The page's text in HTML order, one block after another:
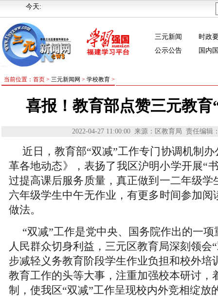
今天:
三元新闻
时政
公示公告
国内
当前位置：首页 > 三元新闻网 > 学校教育>
喜报！教育部点赞三元教育
2022-04-27 11:00:00 来源：区教育局 责任编辑
近日，教育部“双减”工作专门协调机制
革各地动态》，表扬了我区沪明小学开展“
过提高课后服务质量，真正做到一二年级学
六年级学生中午无作业，有更多时间参加阅
做法。
“双减”工作是党中央、国务院作出的一
人民群众切身利益，三元区教育局深刻领会
步减轻义务教育阶段学生作业负担和校外培
教育工作的头等大事，注重加强校本研讨，
制，使我区“双减”工作呈现校内外竞相绽放